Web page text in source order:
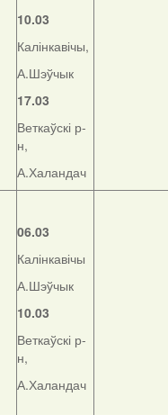
10.03
Калінкавічы,
А.Шэўчык
17.03
Веткаўскі р-
н,
А.Халандач
06.03
Калінкавічы
А.Шэўчык
10.03
Веткаўскі р-
н,
А.Халандач